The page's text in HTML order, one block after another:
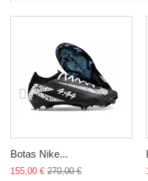
Botas Nike...
155,00 € 270,00 €